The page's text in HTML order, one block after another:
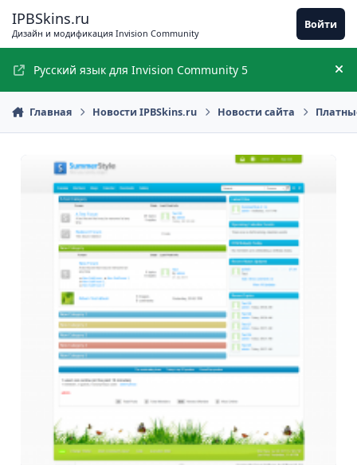
IPBSkins.ru
Дизайн и модификация Invision Community
Войти
Русский язык для Invision Community 5
Главная Новости IPBSkins.ru Новости сайта